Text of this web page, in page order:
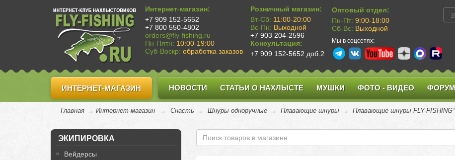
Интернет-магазин:
+7 909 152-5652
+7 800 550-4802
orders@fly-fishing.ru
Пн-Пятн: 10:00-19:00
Суб-Воскр: обработка заказов
Розничный магазин:
Вт-Сб: 11:00-20:00
Вс-Пн: Выходной
+7 903 204-2596
Консультация:
+7 909 152-5652 доб.2
Оптовый отдел:
Пн-Пт: 9:00-18:00
Сб-Вс: Выходной
Мы в соцсетях:
ИНТЕРНЕТ-МАГАЗИН НОВОСТИ СТАТЬИ О НАХЛЫСТЕ МУШКИ ФОТО - ВИДЕО ФОРУМ
Главная → Интернет-магазин → Снасть → Шнуры одноручные → Плавающие шнуры → Плавающие шнуры FLY-
ЭКИПИРОВКА
Вейдерсы